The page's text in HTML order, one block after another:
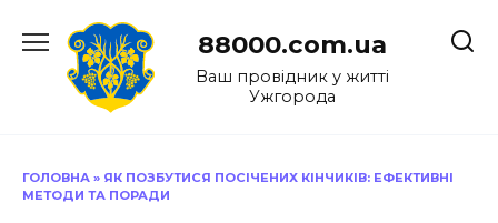
до
88000.com.ua
Ваш провідник у житті
Ужгорода
ГОЛОВНА » ЯК ПОЗБУТИСЯ ПОСІЧЕНИХ КІНЧИКІВ: ЕФЕКТИВНІ
МЕТОДИ ТА ПОРАДИ